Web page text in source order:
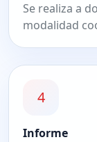
Se realiza a
modalidad
4
Informe